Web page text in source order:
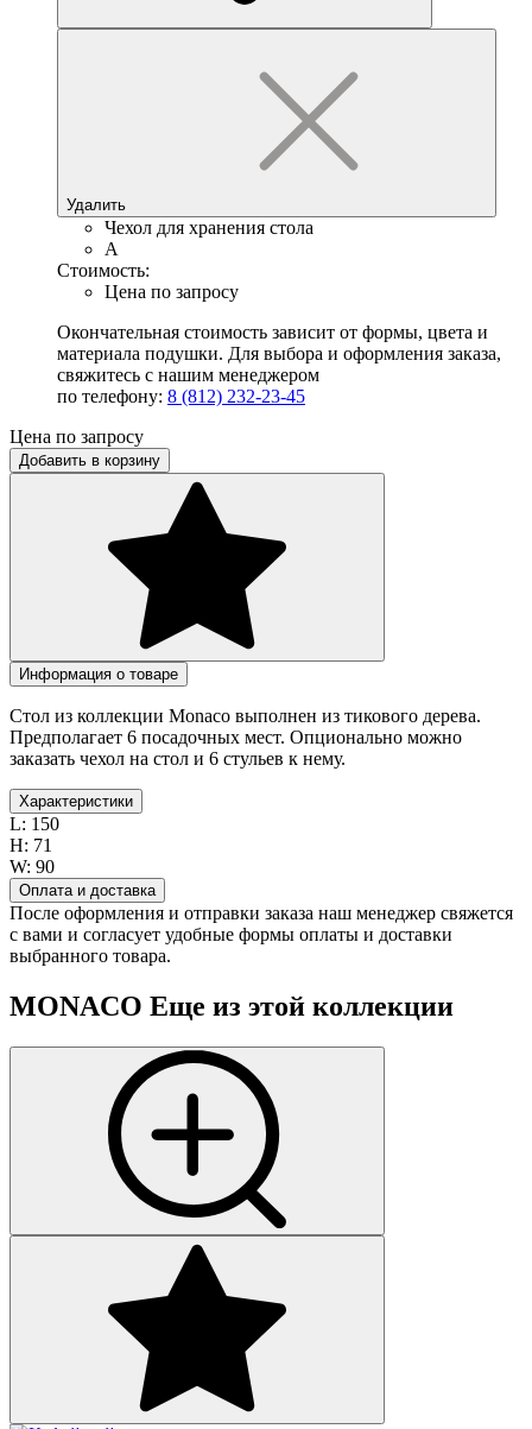
Удалить
Чехол для хранения стола
A
Стоимость:
Цена по запросу
Окончательная стоимость зависит от формы, цвета и
материала подушки. Для выбора и оформления заказа,
свяжитесь с нашим менеджером
по телефону: 8 (812) 232-23-45
Цена по запросу
Добавить в корзину
Информация о товаре
Стол из коллекции Monaco выполнен из тикового дерева.
Предполагает 6 посадочных мест. Опционально можно
заказать чехол на стол и 6 стульев к нему.
Характеристики
L: 150
H: 71
W: 90
Оплата и доставка
После оформления и отправки заказа наш менеджер свяжется
с вами и согласует удобные формы оплаты и доставки
выбранного товара.
MONACO Еще из этой коллекции